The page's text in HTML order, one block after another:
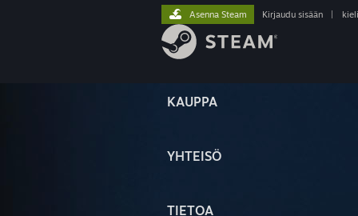
KAUPPA
YHTEISÖ
TIETOA
Asenna Steam Kirjaudu sisään kieli